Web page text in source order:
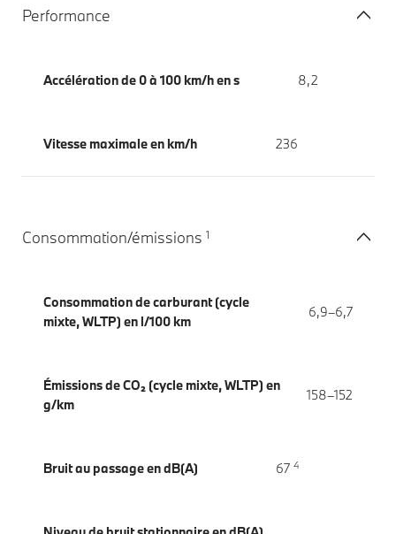
Performance
Accélération de 0 à 100 km/h en s 8,2
Vitesse maximale en km/h 236
Consommation/émissions 1
Consommation de carburant (cycle
mixte, WLTP) en l/100 km
6,9–6,7
Émissions de CO₂ (cycle mixte, WLTP) en
g/km
158–152
Bruit au passage en dB(A) 67 4